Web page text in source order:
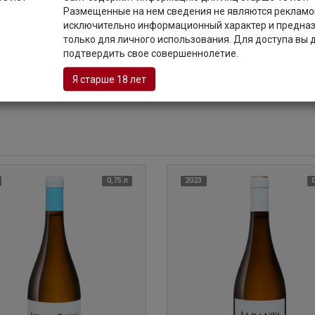
de Torona — молодое винодельческое предприятие, входящее в
виноградники в муниципалитете Томиньо. Участки
склонах Галело на высоте 350 метров над уровнем моря.
производится большая часть вин. В ассортименте
Продукция компании не раз получала высокие оценки
качество и лидирующие рейтинги.
0,75 л 2023
Размещенные на нем сведения не являются
исключительно информационный характер и
только для личного использования. Для доступа вы
подтвердить свое совершеннолетие.
Я старше 18 лет